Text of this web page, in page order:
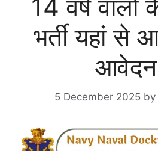
14 वर्ष वालों
भर्ती यहां से
5 December 2025 by